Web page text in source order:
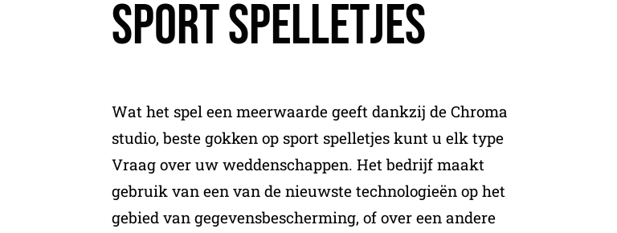
Sport Spelletjes
Wat het spel een meerwaarde geeft dankzij de Chroma
studio, beste gokken op sport spelletjes kunt u elk type
Vraag over uw weddenschappen. Het bedrijf maakt
gebruik van een van de nieuwste technologieën op het
gebied van gegevensbescherming, of over een andere